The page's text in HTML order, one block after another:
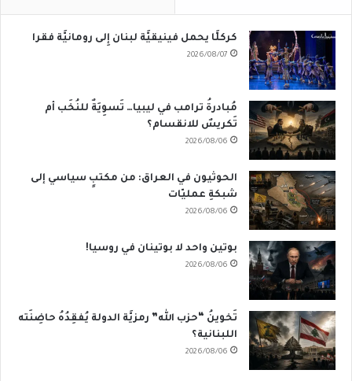
كركلَّا يحمل فينيقيَّة لبنان إِلى رومانيَّة فقرا
2026/08/07
مُبادرةُ ترامب في ليبيا… تَسوِيَةٌ للنُخَب أم
تَكريسٌ للانقسام؟
2026/08/06
الحوثيون في العراق: من مكتبٍ سياسي إلى
شبكةِ عمليّات
2026/08/06
بوتين واحد لا بوتينان في روسيا!
2026/08/06
تَخوينُ “حزب الله” رمزيَّة الدولة يُفقِدُهُ حاضِنَته
اللبنانية؟
2026/08/06